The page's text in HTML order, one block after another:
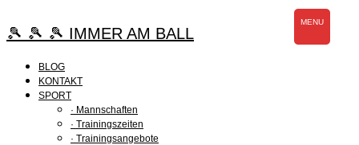
Inhalt
springen
🎾 🎾 🎾 IMMER AM BALL
BLOG
KONTAKT
SPORT
· Mannschaften
· Trainingszeiten
· Trainingsangebote
MENU